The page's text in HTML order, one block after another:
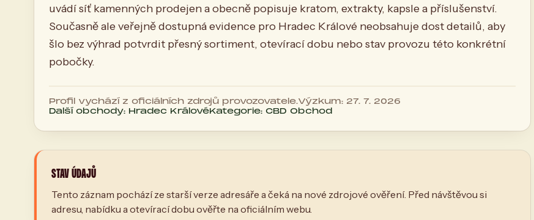
uvádí síť kamenných prodejen a obecně popisuje kratom, extrakty, kapsle a příslušenství.
Současně ale veřejně dostupná evidence pro Hradec Králové neobsahuje dost detailů, aby
šlo bez výhrad potvrdit přesný sortiment, otevírací dobu nebo stav provozu této konkrétní
pobočky.
Profil vychází z oficiálních zdrojů provozovatele.Výzkum: 27. 7. 2026
Další obchody: Hradec KrálovéKategorie: CBD Obchod
STAV ÚDAJŮ
Tento záznam pochází ze starší verze adresáře a čeká na nové zdrojové ověření. Před návštěvou si
adresu, nabídku a otevírací dobu ověřte na oficiálním webu.